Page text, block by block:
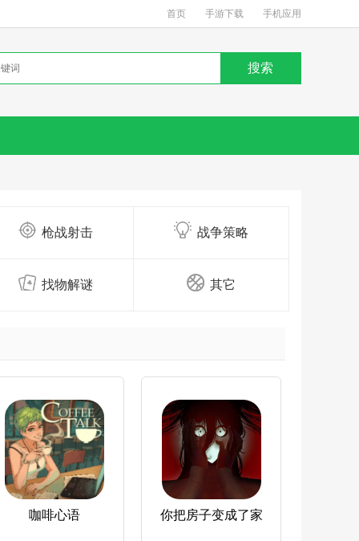
首页 手游下载 手机应用
枪战射击 战争策略
找物解谜 其它
咖啡心语 你把房子变成了家